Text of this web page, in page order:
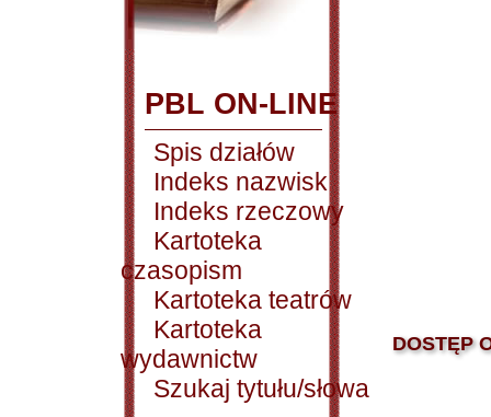
PBL ON-LINE
Spis działów
Indeks nazwisk
Indeks rzeczowy
Kartoteka
czasopism
Kartoteka teatrów
Kartoteka
wydawnictw
Szukaj tytułu/słowa
DOSTĘP